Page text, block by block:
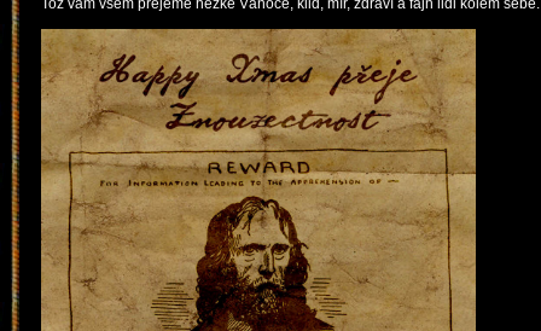
Tož vám všem přejeme hezké Vánoce, klid, mír, zdraví a fajn lidi kolem